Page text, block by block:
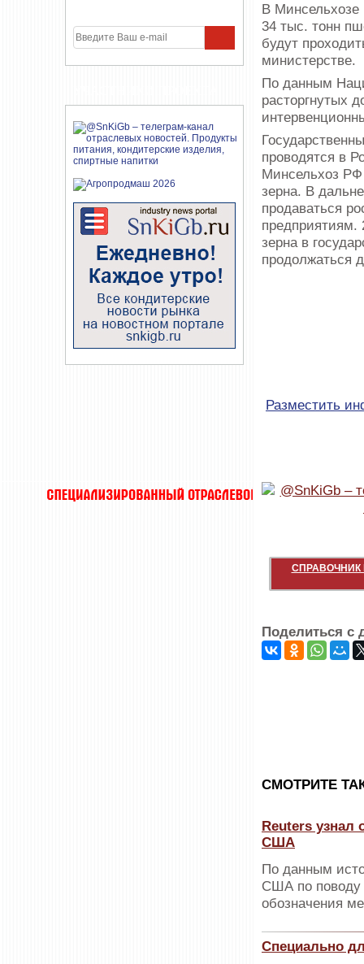
В Минсельхозе
34 тыс. тонн
будут
министерстве.
По данным
расторгнутых
проводятся в
Минсельхоз РФ
зерна. В
продаваться
предприятиям.
зерна в
продолжаться
Разместить
СПРАВОЧНИК
Поделиться с
CМОТРИТЕ
Reuters
США
По данным
США по поводу
обозначения
Специально